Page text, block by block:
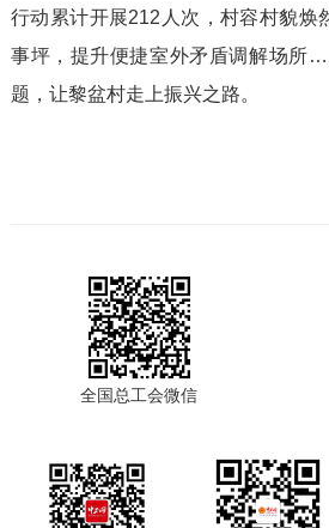
行动累计开展212人次，村容村貌焕
事坪，提升便捷室外矛盾调解场所
题，让黎盆村走上振兴之路。
全国总工会微信